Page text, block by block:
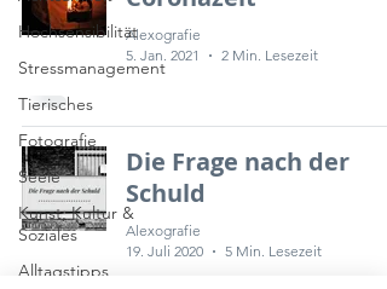
Hochsensibilität
Stressmanagement
Tierisches
Fotografie
Seele
Kunst, Kultur &
Soziales
Alltagstipps
Alexografie
5. Jan. 2021
2 Min. Lesezeit
Die Frage nach der
Schuld
Alexografie
19. Juli 2020
5 Min. Lesezeit